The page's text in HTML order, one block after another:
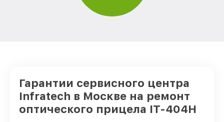
Гарантии сервисного центра
Infratech в Москве на ремонт
оптического прицела IT-404H